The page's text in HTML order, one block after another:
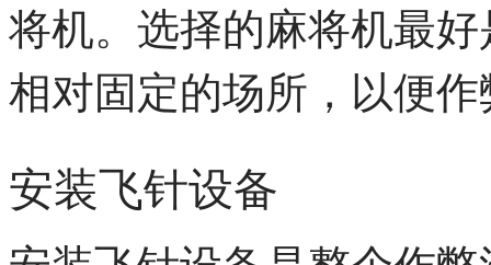
将机。选择的麻将机最
相对固定的场所，以便
安装飞针设备